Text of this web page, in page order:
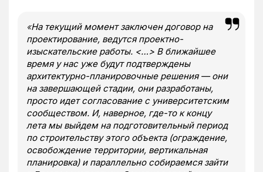
«На текущий момент заключен договор на
проектирование, ведутся проектно-
изыскательские работы. <…> В ближайшее
время у нас уже будут подтверждены
архитектурно-планировочные решения — они
на завершающей стадии, они разработаны,
просто идет согласование с университетским
сообществом. И, наверное, где-то к концу
лета мы выйдем на подготовительный период
по строительству этого объекта (ограждение,
освобождение территории, вертикальная
планировка) и параллельно собираемся зайти